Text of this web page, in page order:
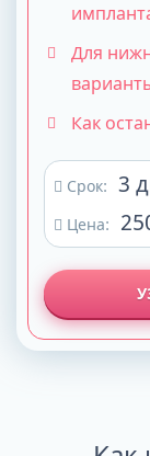
Для
Как
Срок: 3
Цена: